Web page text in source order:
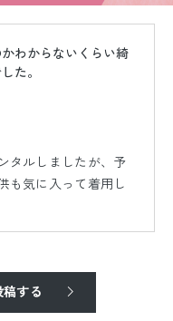
わからないくらい綺
た。
タルしましたが、予
も気に入って着用し
する